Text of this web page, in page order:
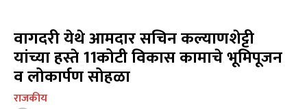
वागदरी येथे आमदार सचिन कल्याणशेट्टी
यांच्या हस्ते 11कोटी विकास कामाचे भूमिपूजन
व लोकार्पण सोहळा
राजकीय